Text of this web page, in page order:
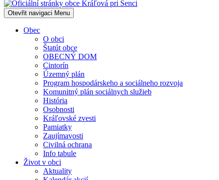
Otevřit navigaci Menu
Obec
O obci
Štatút obce
OBECNÝ DOM
Cintorín
Územný plán
Program hospodárskeho a sociálneho rozvoja
Komunitný plán sociálnych služieb
História
Osobnosti
Kráľovské zvesti
Pamiatky
Zaujímavosti
Civilná ochrana
Info tabule
Život v obci
Aktuality